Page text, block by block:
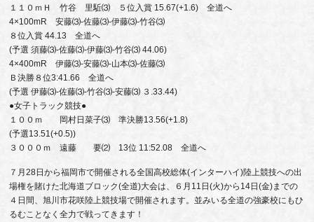
１１０ｍＨ 竹谷 里駈⑶ ５位入賞 15.67(+1.6) 全道へ
4×100mR 安藤⑶-佐藤⑶-伊藤⑶-竹谷⑶
８位入賞 44.13 全道へ
(予選 須藤⑶-佐藤⑶-伊藤⑶-竹谷⑶ 44.06)
4×400mR 伊藤⑶-安藤⑶-山本⑶-佐藤⑶
Ｂ決勝８位3:41.66 全道へ
(予選 伊藤⑶-佐藤⑶-竹谷⑶-安藤⑶ ３.33.44)
●女子トラック競技●
１００ｍ 岡村日菜子⑶ 準決勝13.56(+1.8)
(予選13.51(+0.5))
３０００ｍ 遠藤 要⑵ 13位 11:52.08 全道へ
７月28日から福岡市で開催される全国高校総体(インターハイ)陸上競技への出
場権を賭けた北海道ブロック(全道)大会は、６月11日(火)から14日(金)までの
４日間、旭川市花咲陸上競技場で開催されます。並みいる全道の強豪校にもひ
るむことなく全力で戦ってきます！